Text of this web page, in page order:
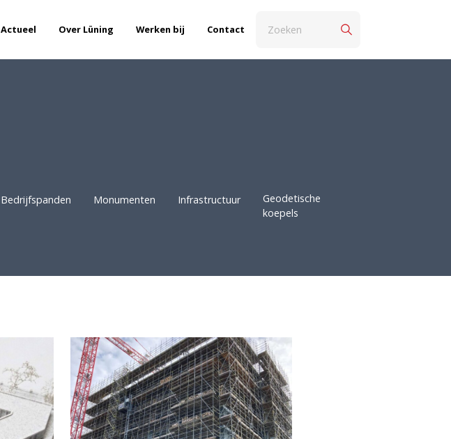
Actueel Over Lüning Werken bij Contact
Bedrijfspanden
Geodetische
koepels
Infrastructuur
Monumenten